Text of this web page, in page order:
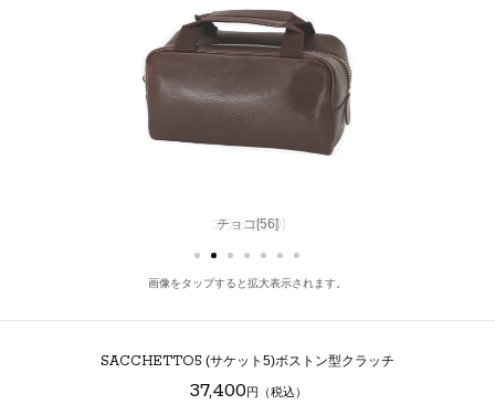
チョコ[56]
画像をタップすると拡大表示されます。
SACCHETTO5 (サケット5)ボストン型クラッチ
37,400円（税込）